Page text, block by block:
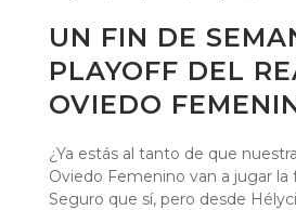
UN FIN DE
PLAYOFF DEL
OVIEDO
¿Ya estás al tanto de que
Oviedo Femenino van a jugar la
Seguro que sí, pero desde